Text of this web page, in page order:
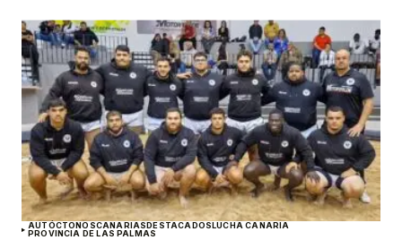
AUTÓCTONOSCANARIAS DESTACADOS LUCHA CANARIA
PROVINCIA DE LAS PALMAS